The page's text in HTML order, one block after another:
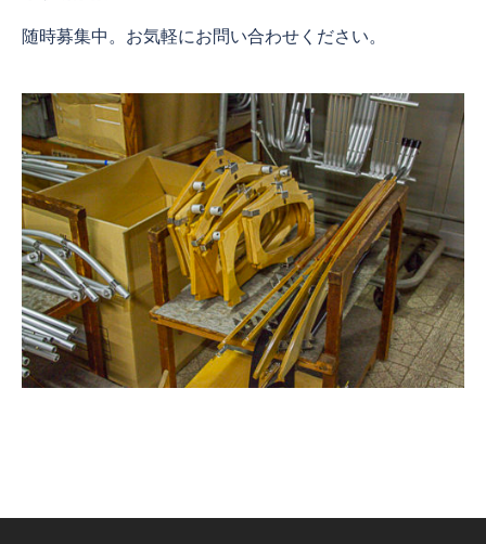
随時募集中。お気軽にお問い合わせください。